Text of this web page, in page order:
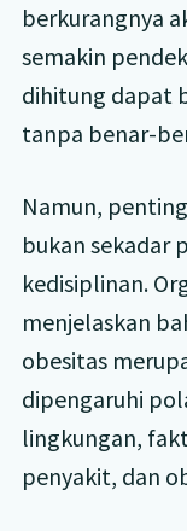
berkurangnya
semakin
dihitung dapat
tanpa benar-
Namun,
bukan sekadar
kedisiplinan.
menjelaskan
obesitas
dipengaruhi
lingkungan,
penyakit, dan